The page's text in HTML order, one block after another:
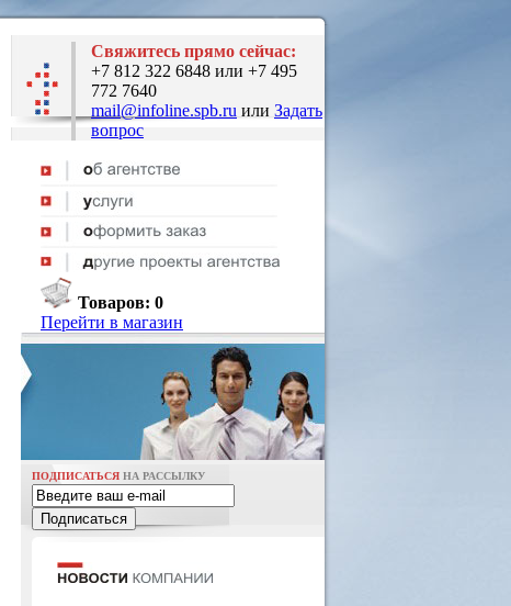
Свяжитесь прямо сейчас:
+7 812 322 6848 или +7 495
772 7640
mail@infoline.spb.ru или Задать
вопрос
Товаров: 0
Перейти в магазин
ПОДПИСАТЬСЯ НА РАССЫЛКУ